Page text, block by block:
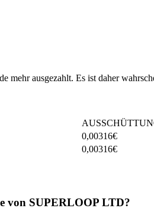
ausgezahlt. Es ist daher
0,00316€
0,00316€
von SUPERLOOP LTD?